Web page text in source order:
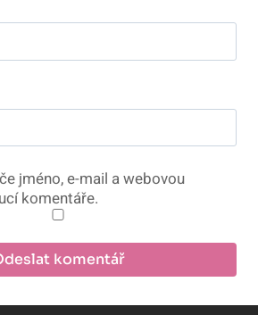
jméno, e-mail a webovou
komentáře.